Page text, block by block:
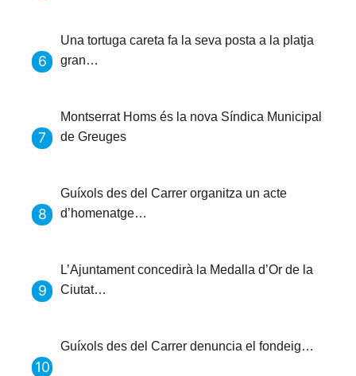
Una tortuga careta fa la seva posta a la platja
gran…
Montserrat Homs és la nova Síndica Municipal
de Greuges
Guíxols des del Carrer organitza un acte
d’homenatge…
L’Ajuntament concedirà la Medalla d’Or de la
Ciutat…
Guíxols des del Carrer denuncia el fondeig…